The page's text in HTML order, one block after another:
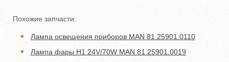
Похожие запчасти:
Лампа освещения приборов MAN 81.25901.0110
Лампа фары H1 24V/70W MAN 81.25901.0019